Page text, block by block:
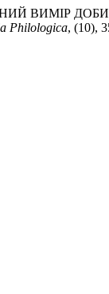
ВИМІР
Philologica, (10),